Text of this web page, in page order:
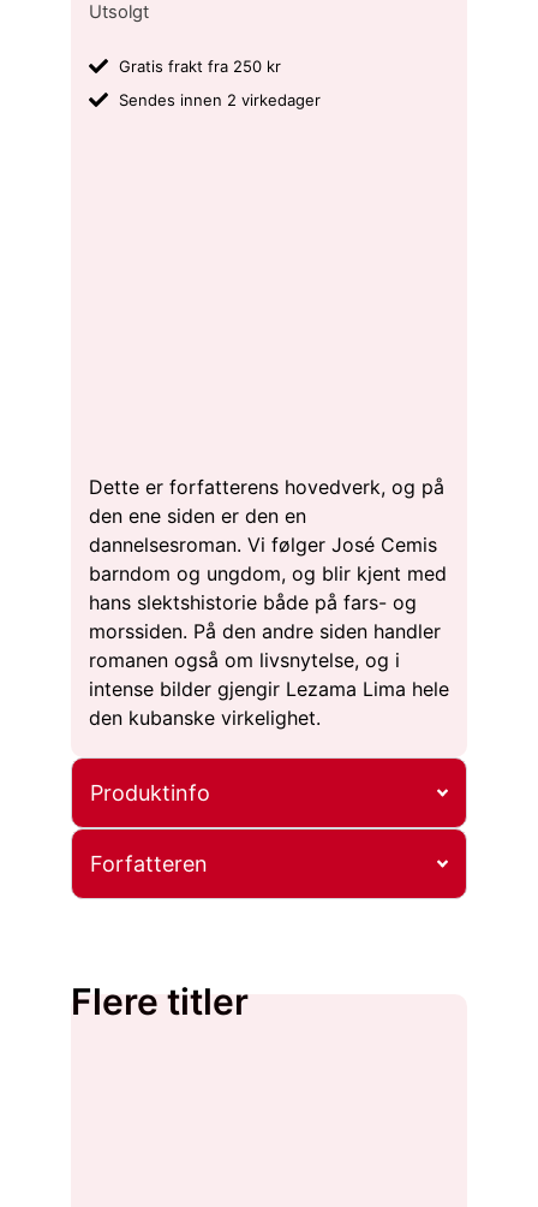
Utsolgt
Gratis frakt fra 250 kr
Sendes innen 2 virkedager
Dette er forfatterens hovedverk, og på
den ene siden er den en
dannelsesroman. Vi følger José Cemis
barndom og ungdom, og blir kjent med
hans slektshistorie både på fars- og
morssiden. På den andre siden handler
romanen også om livsnytelse, og i
intense bilder gjengir Lezama Lima hele
den kubanske virkelighet.
Produktinfo
Forfatteren
Flere titler